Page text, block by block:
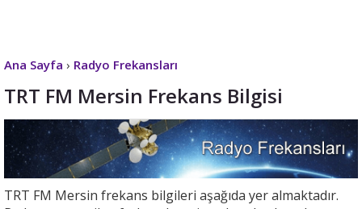
Ana Sayfa › Radyo Frekansları
TRT FM Mersin Frekans Bilgisi
TRT FM Mersin frekans bilgileri aşağıda yer almaktadır.